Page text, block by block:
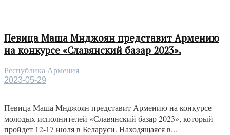
Певица Маша Мнджоян представит Армению
на конкурсе «Славянский базар 2023».
Республика Армения
2023-05-29
Певица Маша Мнджоян представит Армению на конкурсе
молодых исполнителей «Славянский базар 2023», который
пройдет 12-17 июля в Беларуси. Находящаяся в...